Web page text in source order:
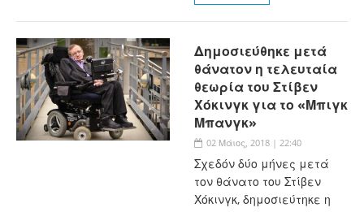
Δημοσιεύθηκε μετά
θάνατον η τελευταία
θεωρία του Στίβεν
Χόκινγκ για το «Μπιγκ
Μπανγκ»
02 Μάιος, 2018 | 22:40
Σχεδόν δύο μήνες μετά
τον θάνατο του Στίβεν
Χόκινγκ, δημοσιεύτηκε η